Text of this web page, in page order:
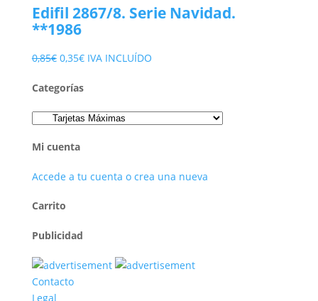
era:
1,60€.
es:
Edifil 2867/8. Serie Navidad.
**1986
0,85€ El
original
0,85€.
0,35€El
actual
0,35€.
IVA INCLUÍDO
Categorías
Mi cuenta
Accede a tu cuenta o crea una nueva
Carrito
Publicidad
Contacto
Legal